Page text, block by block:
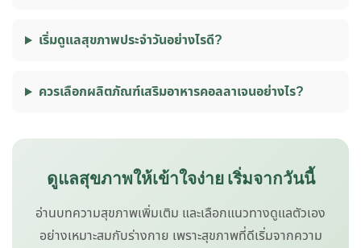
เริ่มดูแลสุขภาพประจำวันอย่างไรดี?
ควรเลือกผลิตภัณฑ์เสริมอาหารคอลลาเจนอย่างไร?
ดูแลสุขภาพให้เข้าใจง่าย เริ่มจากวันนี้
อ่านบทความสุขภาพเพิ่มเติม และเลือกแนวทางดูแลตัวเอง
อย่างเหมาะสมกับร่างกาย เพราะสุขภาพที่ดีเริ่มจากความ